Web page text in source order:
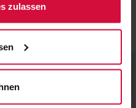
erfahren Sie in
zulassen